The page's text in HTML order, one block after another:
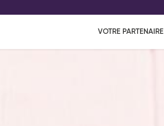
VOTRE PARTENAIRE
sélection produit Coup de Coeur